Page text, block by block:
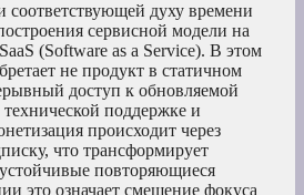
соответствующей духу времени
сервисной модели на
(Software as a Service). В этом
не продукт в статичном
доступ к обновляемой
поддержке и
происходит через
что трансформирует
повторяющиеся
это означает смещение фокуса